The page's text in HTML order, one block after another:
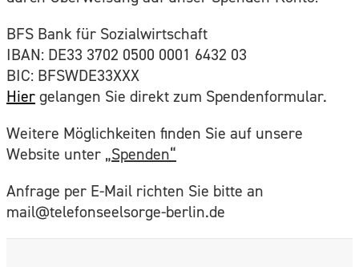
BFS Bank für Sozialwirtschaft
IBAN: DE33 3702 0500 0001 6432 03
BIC: BFSWDE33XXX
Hiergelangen Sie direkt zum Spendenformular.
Weitere Möglichkeiten finden Sie auf unsere
Website unter „Spenden“
Anfrage per E-Mail richten Sie bitte an
mail@telefonseelsorge-berlin.de